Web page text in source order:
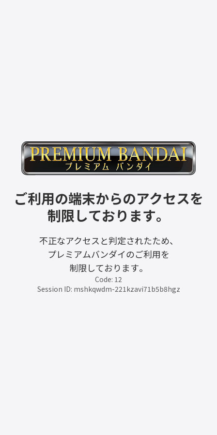
ご利用の端末からのアクセスを
制限しております。
不正なアクセスと判定されたため、
プレミアムバンダイのご利用を
制限しております。
Code: 12
Session ID: mshkqwdm-221kzavi71b5b8hgz